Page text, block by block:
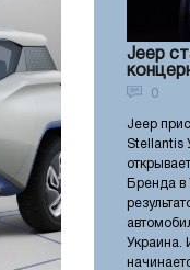
Jeep
0
Jeep
Stellantis
Бренда в
Украина.